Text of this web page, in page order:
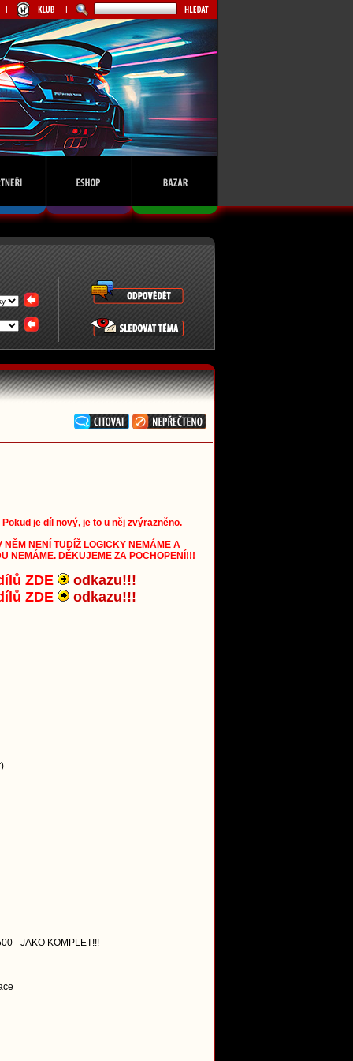
je díl nový, je to u něj zvýrazněno.
NĚM NENÍ TUDÍŽ LOGICKY NEMÁME A
NEMÁME. DĚKUJEME ZA POCHOPENÍ!!!
dílů ZDE
odkazu!!!
dílů ZDE
odkazu!!!
- JAKO KOMPLET!!!